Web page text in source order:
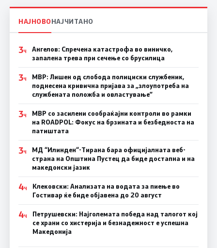
НАЈНОВОНАЈЧИТАНО
3Ч
Ангелов: Спречена катастрофа во виничко,
запалена трева при сечење со брусилица
3Ч
МВР: Лишен од слобода полициски службеник,
поднесена кривична пријава за „злоупотреба на
службената положба и овластување”
3Ч
МВР со засилени сообраќајни контроли во рамки
на ROADPOL: Фокус на брзината и безбедноста на
патиштата
3Ч
МД “Илинден“-Тирана бара официјалната веб-
страна на Општина Пустец да биде достапна и на
македонски јазик
4Ч
Клековски: Анализата на водата за пиење во
Гостивар ќе биде објавена до 20 август
4Ч
Петрушевски: Најголемата победа над талогот кој
се храни со хистерија и безнадежност е успешна
Македонија